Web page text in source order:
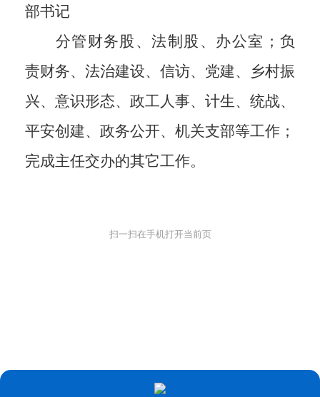
部书记
分管财务股、法制股、办公室；负
责财务、法治建设、信访、党建、乡村振
兴、意识形态、政工人事、计生、统战、
平安创建、政务公开、机关支部等工作；
完成主任交办的其它工作。
扫一扫在手机打开当前页